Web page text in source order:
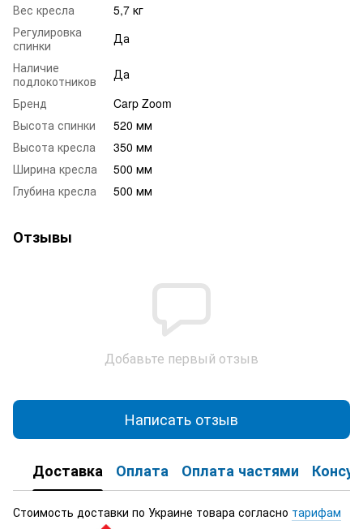
Вес кресла
5,7 кг
Регулировка
спинки
Да
Наличие
подлокотников
Да
Бренд
Carp Zoom
Высота спинки
520 мм
Высота кресла
350 мм
Ширина кресла
500 мм
Глубина кресла
500 мм
Отзывы
Добавьте первый отзыв
Написать отзыв
Доставка Оплата Оплата частями
Стоимость доставки по Украине товара согласно тарифам